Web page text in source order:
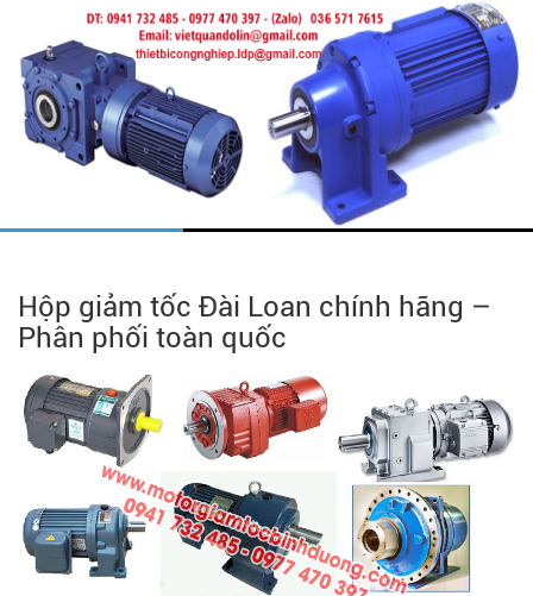
Hộp giảm tốc Đài Loan chính hãng –
Phân phối toàn quốc